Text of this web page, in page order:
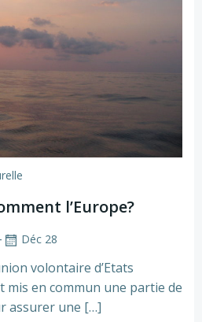
l’Europe?
Déc 28
volontaire d’Etats
mis en commun une partie de
assurer une […]